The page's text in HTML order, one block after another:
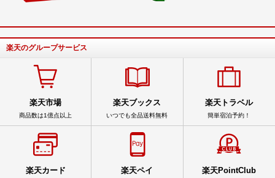
楽天のグループサービス
楽天市場
商品数は1億点以上
楽天ブックス
いつでも全品送料無料
楽天トラベル
簡単宿泊予約！
楽天カード 楽天ペイ 楽天PointClub